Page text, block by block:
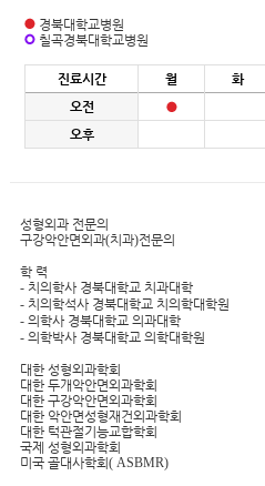
경북대학교병원
칠곡경북대학교병원
진료시간 월 화
오전
오후
성형외과 전문의
구강악안면외과(치과)전문의
학 력
- 치의학사 경북대학교 치과대학
- 치의학석사 경북대학교 치의학대학원
- 의학사 경북대학교 의과대학
- 의학박사 경북대학교 의학대학원
대한 성형외과학회
대한 두개악안면외과학회
대한 구강악안면외과학회
대한 악안면성형재건외과학회
대한 턱관절기능교합학회
국제 성형외과학회
미국 골대사학회( ASBMR)